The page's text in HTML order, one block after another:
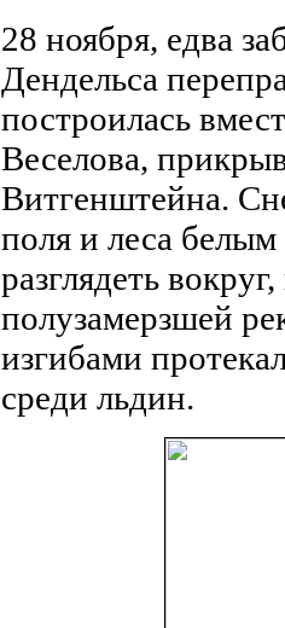
28 ноября, едва
Дендельса
построилась
Веселова,
Витгенштейна.
поля и леса
разглядеть
полузамерзшей
изгибами
среди льдин.